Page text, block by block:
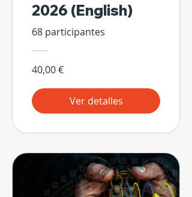
2026 (English)
68 participantes
40,00 €
Ver detalles